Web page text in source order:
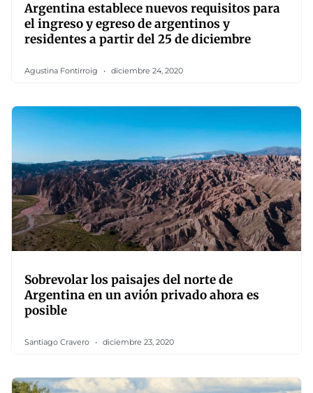
Argentina establece nuevos requisitos para
el ingreso y egreso de argentinos y
residentes a partir del 25 de diciembre
Agustina Fontirroig diciembre 24, 2020
Sobrevolar los paisajes del norte de
Argentina en un avión privado ahora es
posible
Santiago Cravero diciembre 23, 2020